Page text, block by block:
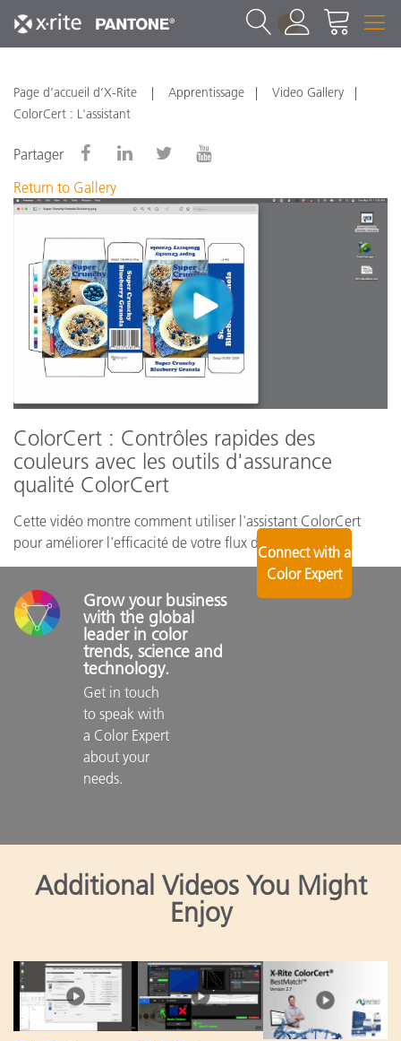
1
Page d’accueil d’X-Rite Apprentissage
Video Gallery
ColorCert : L'assistant
Partager
Return to Gallery
ColorCert : Contrôles rapides des
couleurs avec les outils d'assurance
qualité ColorCert
Cette vidéo montre comment utiliser l'assistant ColorCert
pour améliorer l'efficacité de votre flux de production.
Grow your business
with the global
leader in color
trends, science and
technology.
Get in touch
to speak with
a Color Expert
about your
needs.
Connect with a
Color Expert
Additional Videos You Might
Enjoy